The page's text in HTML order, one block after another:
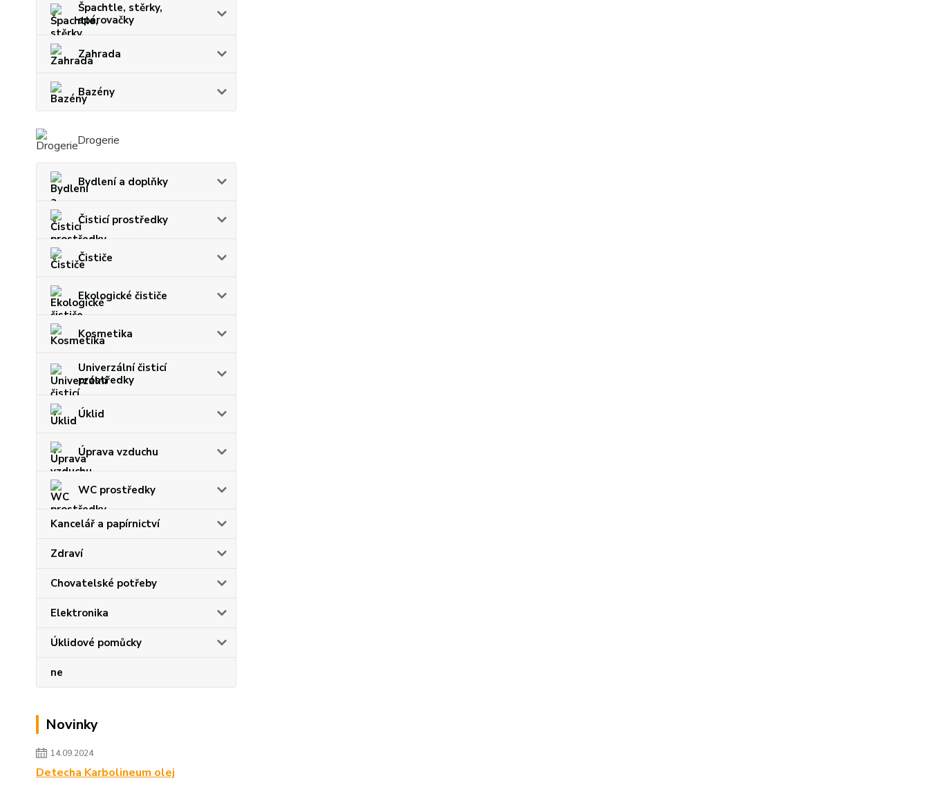
Špachtle, stěrky,
spárovačky
Zahrada
Bazény
Drogerie
Bydlení a doplňky
Čisticí prostředky
Čističe
Ekologické čističe
Kosmetika
Univerzální čisticí
prostředky
Úklid
Úprava vzduchu
WC prostředky
Kancelář a papírnictví
Zdraví
Chovatelské potřeby
Elektronika
Úklidové pomůcky
ne
Novinky
14.09.2024
Detecha Karbolineum olej